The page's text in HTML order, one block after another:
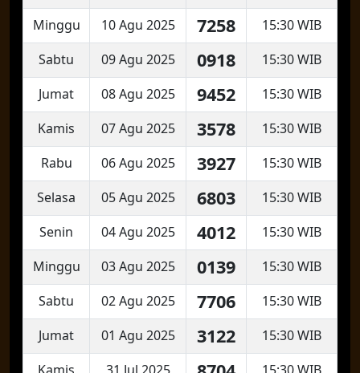
Minggu
10 Agu 2025 7258
15:30 WIB
Sabtu
09 Agu 2025 0918
15:30 WIB
Jumat
08 Agu 2025 9452
15:30 WIB
Kamis
07 Agu 2025 3578
15:30 WIB
Rabu
06 Agu 2025 3927
15:30 WIB
Selasa
05 Agu 2025 6803
15:30 WIB
Senin
04 Agu 2025 4012
15:30 WIB
Minggu
03 Agu 2025 0139
15:30 WIB
Sabtu
02 Agu 2025 7706
15:30 WIB
Jumat
01 Agu 2025 3122
15:30 WIB